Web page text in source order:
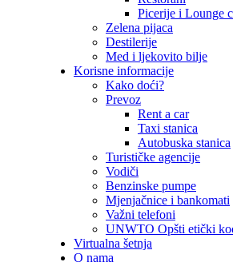
Picerije i Lounge
Zelena pijaca
Destilerije
Med i ljekovito bilje
Korisne informacije
Kako doći?
Prevoz
Rent a car
Taxi stanica
Autobuska stanica
Turističke agencije
Vodiči
Benzinske pumpe
Mjenjačnice i bankomati
Važni telefoni
UNWTO Opšti etički
Virtualna šetnja
O nama